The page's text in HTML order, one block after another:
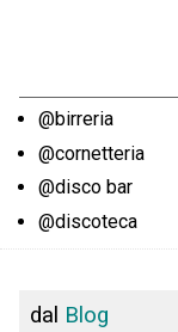
@birreria
@cornetteria
@disco bar
@discoteca
dal Blog